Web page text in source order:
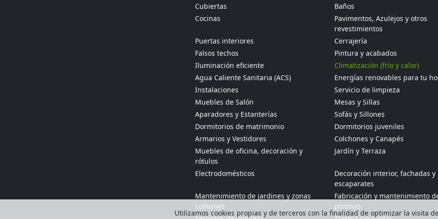
Utilizamos cookies propias y de terceros con la finalidad de optimizar la visita
Cubiertas
Baños
Cocinas
Pavimentos, Azulejos y otros
revestimientos
Puertas interiores
Cerrajería
Falsos techos
Pintura y acabados
Iluminación eficiente
Climatización (frío y calor)
Agua Caliente Sanitaria (ACS)
Energías renovables para tu
Instalaciones
Servicio de limpieza
Muebles de Salón
Mesas y Sillas
Aparadores y Estanterías
Sofás y Sillones
Dormitorios de matrimonio
Dormitorios juveniles
Armarios y Vestidores
Colchones y Canapés
Muebles de oficina, decoración y
rótulos
Jardín y Terraza
Electrodomésticos
Decoración interior, fachadas y
escaparates
Mantenimiento de jardines y zonas
comunes
Fabricación y mantenimiento
piscinas